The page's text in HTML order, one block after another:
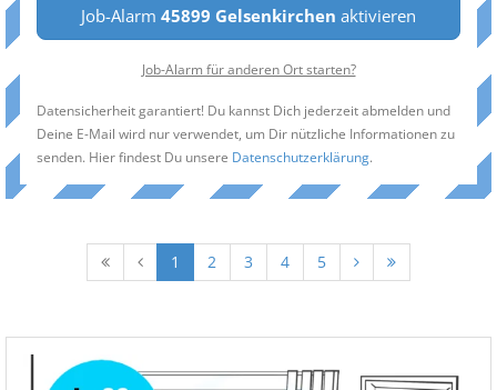
Job-Alarm 45899 Gelsenkirchen aktivieren
Job-Alarm für anderen Ort starten?
Datensicherheit garantiert! Du kannst Dich jederzeit abmelden und
Deine E-Mail wird nur verwendet, um Dir nützliche Informationen zu
senden. Hier findest Du unsere Datenschutzerklärung.
1 2 3 4 5